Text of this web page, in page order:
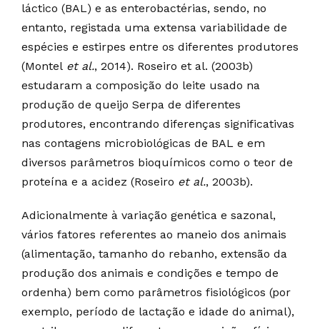
láctico (BAL) e as enterobactérias, sendo, no
entanto, registada uma extensa variabilidade de
espécies e estirpes entre os diferentes produtores
(Montel et al., 2014). Roseiro et al. (2003b)
estudaram a composição do leite usado na
produção de queijo Serpa de diferentes
produtores, encontrando diferenças significativas
nas contagens microbiológicas de BAL e em
diversos parâmetros bioquímicos como o teor de
proteína e a acidez (Roseiro et al., 2003b).
Adicionalmente à variação genética e sazonal,
vários fatores referentes ao maneio dos animais
(alimentação, tamanho do rebanho, extensão da
produção dos animais e condições e tempo de
ordenha) bem como parâmetros fisiológicos (por
exemplo, período de lactação e idade do animal),